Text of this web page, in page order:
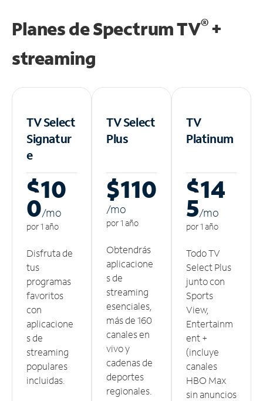
Planes de Spectrum TV®+
streaming
TV Select
Signatur
e
$10
0/mo
por 1 año
Disfruta de
tus
programas
favoritos
con
aplicacione
s de
streaming
populares
incluidas.
TV Select
Plus
$110
/mo
por 1 año
Obtendrás
aplicacione
s de
streaming
esenciales,
más de 160
canales en
vivo y
cadenas de
deportes
regionales.
TV
Platinum
$14
5/mo
por 1 año
Todo TV
Select Plus
junto con
Sports
View,
Entertainm
ent +
(incluye
canales
HBO Max
sin anuncios